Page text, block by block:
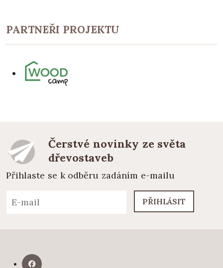
PARTNEŘI PROJEKTU
Čerstvé novinky ze světa
dřevostaveb
Přihlaste se k odběru zadáním e-mailu
PŘIHLÁSIT